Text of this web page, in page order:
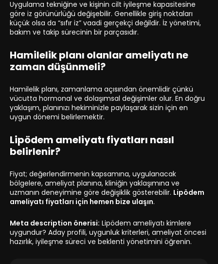
Uygulama tekniğine ve kişinin cilt iyileşme kapasitesine
göre iz görünürlüğü değişebilir. Genellikle giriş noktaları
küçük olsa da “sıfır iz” vaadi gerçekçi değildir. İz yönetimi,
bakım ve takip sürecinin bir parçasıdır.
Hamilelik planı olanlar ameliyatı ne
zaman düşünmeli?
Hamilelik planı, zamanlama açısından önemlidir çünkü
vücutta hormonal ve dolaşımsal değişimler olur. En doğru
yaklaşım, planınızı hekiminizle paylaşarak sizin için en
uygun dönemi belirlemektir.
Lipödem ameliyatı fiyatları nasıl
belirlenir?
Fiyat; değerlendirmenin kapsamına, uygulanacak
bölgelere, ameliyat planına, kliniğin yaklaşımına ve
uzmanın deneyimine göre değişiklik gösterebilir. Lipödem
ameliyatı fiyatları için hemen bize ulaşın.
Meta description önerisi: Lipödem ameliyatı kimlere
uygundur? Aday profili, uygunluk kriterleri, ameliyat öncesi
hazırlık, iyileşme süreci ve beklenti yönetimini öğrenin.